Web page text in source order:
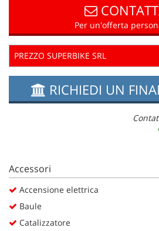
Per un'offerta
PREZZO SUPERBIKE SRL
RICHIEDI UN
Accessori
Accensione elettrica
Baule
Catalizzatore
alla
cookie
policy.
Puoi
rivedere
in
qualsiasi
momento.